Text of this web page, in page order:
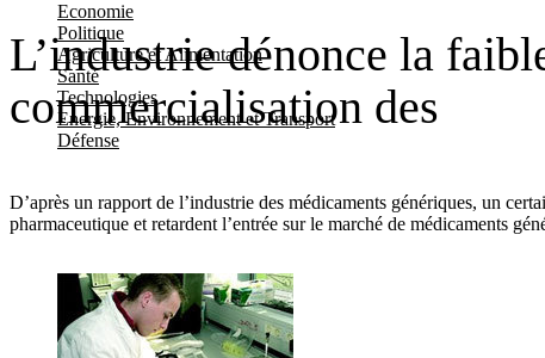
Economie
Politique
Agriculture et Alimentation
Santé
Technologies
Energie, Environnement et Transport
Défense
L’industrie dénonce la
commercialisation des
D’après un rapport de l’industrie des médicaments génériques, un
pharmaceutique et retardent l’entrée sur le marché de médicaments